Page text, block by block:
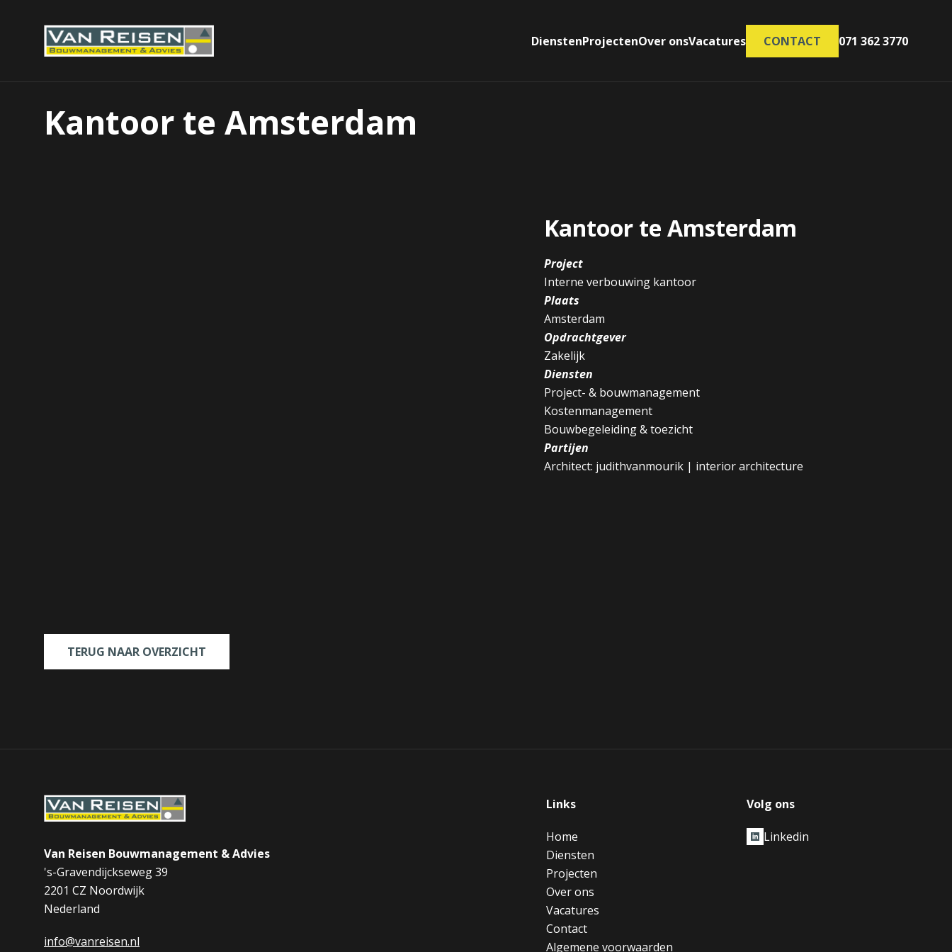
DienstenProjectenOver onsVacatures CONTACT 071 362 3770
Kantoor te Amsterdam
Kantoor te Amsterdam
Project
Interne verbouwing kantoor
Plaats
Amsterdam
Opdrachtgever
Zakelijk
Diensten
Project- & bouwmanagement
Kostenmanagement
Bouwbegeleiding & toezicht
Partijen
Architect: judithvanmourik | interior architecture
TERUG NAAR OVERZICHT
Van Reisen Bouwmanagement & Advies
's-Gravendijckseweg 39
2201 CZ Noordwijk
Nederland
info@vanreisen.nl
Links
Home
Diensten
Projecten
Over ons
Vacatures
Contact
Algemene voorwaarden
Volg ons
Linkedin